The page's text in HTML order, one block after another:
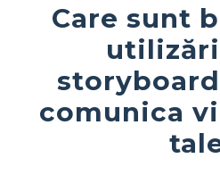
Care sunt
comunica